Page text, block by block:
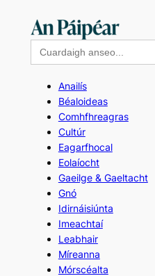
contentSearch
for:
Anailís
Béaloideas
Comhfhreagras
Cultúr
Eagarfhocal
Eolaíocht
Gaeilge & Gaeltacht
Gnó
Idirnáisiúnta
Imeachtaí
Leabhair
Míreanna
Mórscéalta